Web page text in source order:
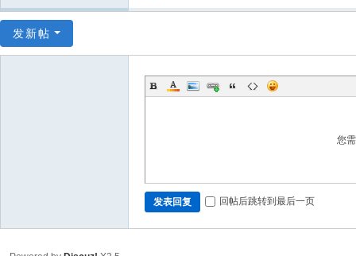
发新帖
您
发表回复 回帖后跳转到最后一页